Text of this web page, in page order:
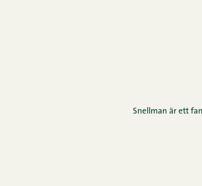
Snellman är ett